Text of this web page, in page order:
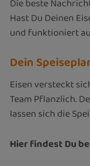
Die beste
Hast Du Deinen
und funktioniert
Dein
Eisen versteckt
Team Pflanzlich.
lassen sich die
Hier findest Du